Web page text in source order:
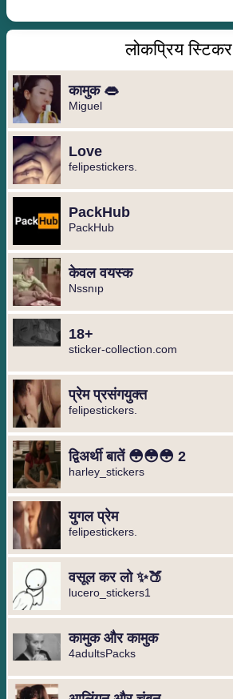
लोकप्रिय स्टिकर
कामुक 👄
Miguel ️
Love
felipestickers.
PackHub
PackHub
केवल वयस्क
Nssnıp
18+
sticker-collection.com
प्रेम प्रसंगयुक्त
felipestickers.
द्विअर्थी बातें 😳😳😳 2
harley_stickers
युगल प्रेम
felipestickers.
वसूल कर लो ✨🍑
lucero_stickers1
कामुक और कामुक
4adultsPacks